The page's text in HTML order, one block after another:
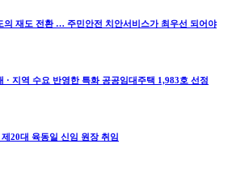
의 재도 전환 … 주민안전 치안서비스가 최우선 되어야
· 지역 수요 반영한 특화 공공임대주택 1,983호 선정
20대 육동일 신임 원장 취임